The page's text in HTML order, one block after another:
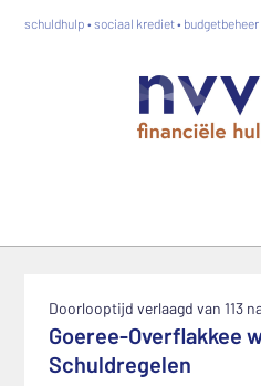
schuldhulp • sociaal krediet •
Doorlooptijd verlaagd van 113
Goeree-Overflakkee
Schuldregelen